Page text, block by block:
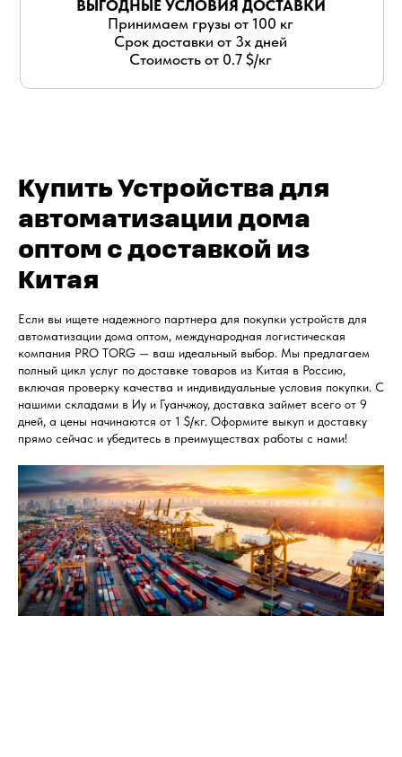
Купить Устройства для
автоматизации дома
оптом с доставкой из
Китая
Если вы ищете надежного партнера для покупки устройств для
автоматизации дома оптом, международная логистическая
компания PRO TORG — ваш идеальный выбор. Мы предлагаем
полный цикл услуг по доставке товаров из Китая в Россию,
включая проверку качества и индивидуальные условия покупки. С
нашими складами в Иу и Гуанчжоу, доставка займет всего от 9
дней, а цены начинаются от 1 $/кг. Оформите выкуп и доставку
прямо сейчас и убедитесь в преимуществах работы с нами!